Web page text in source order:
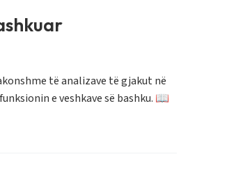
të analizave të gjakut në
e veshkave së bashku. 📖